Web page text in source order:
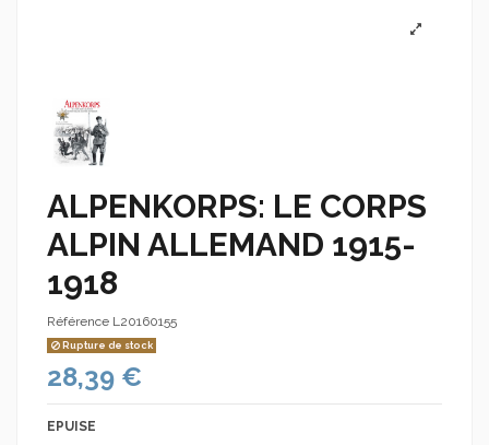
ALPENKORPS: LE CORPS
ALPIN ALLEMAND 1915-
1918
Référence L20160155
Rupture de stock
28,39 €
EPUISE